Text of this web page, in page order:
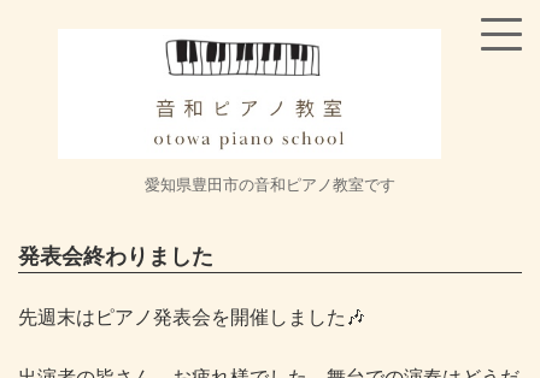
愛知県豊田市の音和ピアノ教室です
発表会終わりました
先週末はピアノ発表会を開催しました🎶